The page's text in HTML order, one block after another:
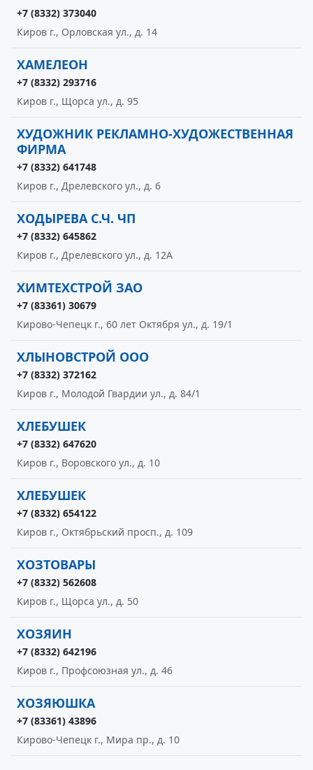
+7 (8332) 373040
Киров г., Орловская ул., д. 14
ХАМЕЛЕОН
+7 (8332) 293716
Киров г., Щорса ул., д. 95
ХУДОЖНИК РЕКЛАМНО-ХУДОЖЕСТВЕННАЯ
ФИРМА
+7 (8332) 641748
Киров г., Дрелевского ул., д. 6
ХОДЫРЕВА С.Ч. ЧП
+7 (8332) 645862
Киров г., Дрелевского ул., д. 12А
ХИМТЕХСТРОЙ ЗАО
+7 (83361) 30679
Кирово-Чепецк г., 60 лет Октября ул., д. 19/1
ХЛЫНОВСТРОЙ ООО
+7 (8332) 372162
Киров г., Молодой Гвардии ул., д. 84/1
ХЛЕБУШЕК
+7 (8332) 647620
Киров г., Воровского ул., д. 10
ХЛЕБУШЕК
+7 (8332) 654122
Киров г., Октябрьский просп., д. 109
ХОЗТОВАРЫ
+7 (8332) 562608
Киров г., Щорса ул., д. 50
ХОЗЯИН
+7 (8332) 642196
Киров г., Профсоюзная ул., д. 46
ХОЗЯЮШКА
+7 (83361) 43896
Кирово-Чепецк г., Мира пр., д. 10